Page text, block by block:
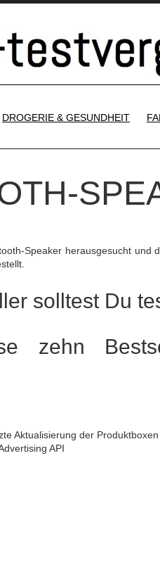
DROGERIE & GESUNDHEIT
Speaker herausgesucht und
solltest Du
zehn
Aktualisierung der
API